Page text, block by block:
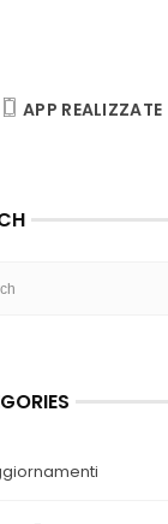
APP REALIZZATE